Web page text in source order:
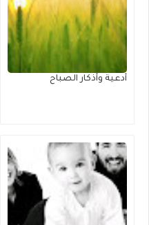
أدعية وأذكار الصباح